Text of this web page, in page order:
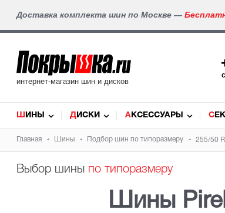
Доставка комплекта шин по Москве —
интернет-магазин шин и дисков
ШИНЫ ДИСКИ АКСЕССУАРЫ
Главная Шины Подбор шин по типоразмеру 255/50
Выбор шины по типоразмеру
Шины